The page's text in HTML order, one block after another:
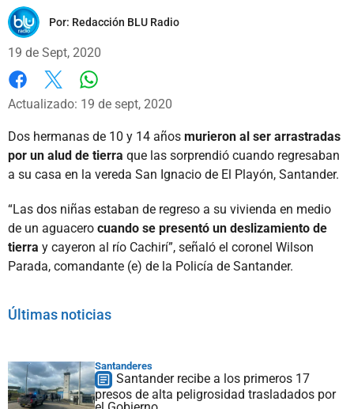
Por: Redacción BLU Radio
19 de Sept, 2020
Facebook
X
Actualizado: 19 de sept, 2020
Dos hermanas de 10 y 14 años murieron al ser arrastradas
por un alud de tierra que las sorprendió cuando regresaban
a su casa en la vereda San Ignacio de El Playón, Santander.
“Las dos niñas estaban de regreso a su vivienda en medio
de un aguacero cuando se presentó un deslizamiento de
tierra y cayeron al río Cachirí”, señaló el coronel Wilson
Parada, comandante (e) de la Policía de Santander.
Últimas noticias
Santanderes
Santander recibe a los primeros 17
presos de alta peligrosidad trasladados por